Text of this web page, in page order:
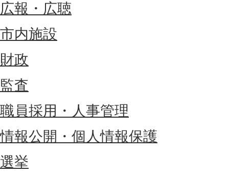
広報・広聴
市内施設
財政
監査
職員採用・人事管理
情報公開・個人情報保護
選挙